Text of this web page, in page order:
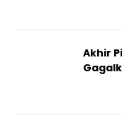
Akhir